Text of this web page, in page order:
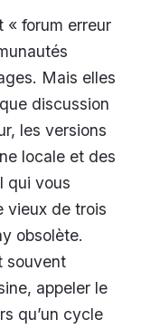
« forum erreur
Mais elles
discussion
les versions
locale et des
qui vous
vieux de trois
obsolète.
souvent
appeler le
qu’un cycle